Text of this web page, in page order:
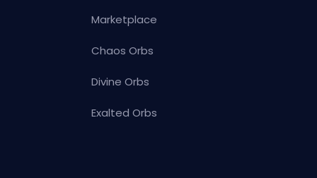
Marketplace
Chaos Orbs
Divine Orbs
Exalted Orbs